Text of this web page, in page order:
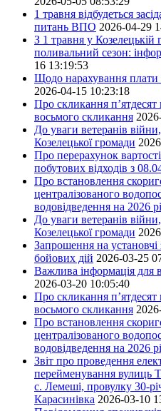
1 травня відбудеться
питань ВПО 2026-04-29
З 1 травня у Козелецькій
поливальний сезон:
16 13:19:53
Щодо нарахування
2026-04-15 10:23:18
Про скликання п’ятдесят
восьмого скликання
До уваги ветеранів
Козелецької громади
Про перерахунок
побутових відходів з
Про встановлення
централізованого
водовідведення на 2026
До уваги ветеранів
Козелецької громади
Запрошення на установчі
бойових дій 2026-03-25
Важлива інформація для
2026-03-20 10:05:40
Про скликання п’ятдесят
восьмого скликання
Про встановлення
централізованого
водовідведення на 2026
Звіт про проведення
перейменування вулиць
с. Лемеші, провулку 30-
Карасинівка 2026-03-10